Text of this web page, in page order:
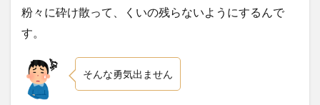
粉々に砕け散って、くいの残らないようにするんで
す。
そんな勇気出ません